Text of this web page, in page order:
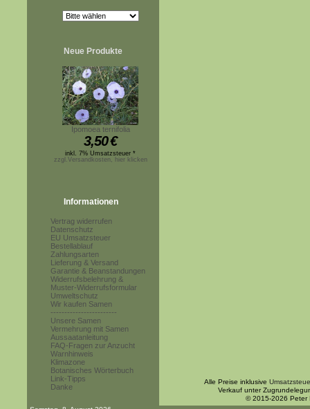
Neue Produkte
Ipomoea ternifolia
3,50€
inkl. 7% Umsatzsteuer *
zzgl.Versandkosten, hier klicken
Informationen
Vertrag widerrufen
Datenschutz
EU Umsatzsteuer
Bestellablauf
Zahlungsarten
Lieferung & Versand
Garantie & Beanstandungen
Widerrufsbelehrung &
Muster-Widerrufsformular
Umweltschutz
Wir kaufen Samen
------------------------
Unsere Samen
Vermehrung mit Samen
Aussaatanleitung
FAQ-Fragen zur Anzucht
Warnhinweis
Klimazone
Botanisches Wörterbuch
Link-Tipps
Danke
Alle Preise inklusive
Verkauf unter
© 2015-2026 Peter